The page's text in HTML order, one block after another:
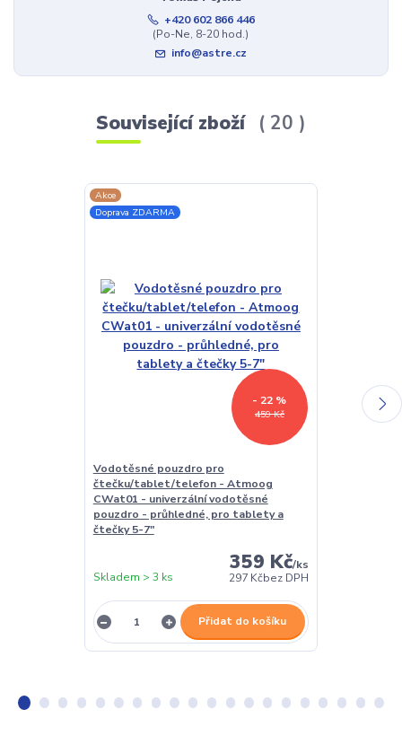
+420 602 866 446
(Po-Ne, 8-20 hod.)
info@astre.cz
Související zboží 20
Akce
Doprava ZDARMA
459 Kč
- 22 %
Vodotěsné pouzdro pro
čtečku/tablet/telefon - Atmoog
CWat01 - univerzální vodotěsné
pouzdro - průhledné, pro tablety a
čtečky 5-7"
359 Kč/ks
297 Kčbez DPH
Skladem > 3 ks
Přidat do košíku